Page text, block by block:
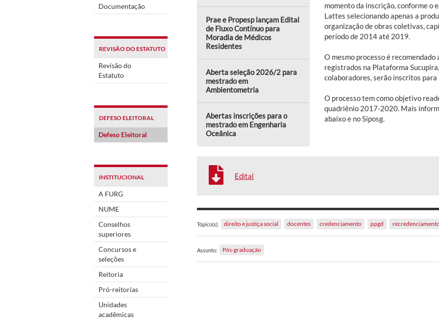
Documentação
REVISÃO DO ESTATUTO
Revisão do
Estatuto
DEFESO ELEITORAL
Defeso Eleitoral
INSTITUCIONAL
A FURG
NUME
Conselhos
superiores
Concursos e
seleções
Reitoria
Pró-reitorias
Unidades
acadêmicas
Prae e Propesp lançam Edital
de Fluxo Contínuo para
Moradia de Médicos
Residentes
Aberta seleção 2026/2 para
mestrado em
Ambientometria
Abertas inscrições para o
mestrado em Engenharia
Oceânica
momento da inscrição, conforme o
Lattes selecionando apenas a
organização de obras coletivas,
período de 2014 até 2019.
O mesmo processo é
registrados na Plataforma
colaboradores, serão inscritos
O processo tem como objetivo
quadriênio 2017-2020. Mais
abaixo e no Siposg.
Edital
Tópico(s): direito e justiça social docentes credenciamento ppgd
Assunto: Pós-graduação